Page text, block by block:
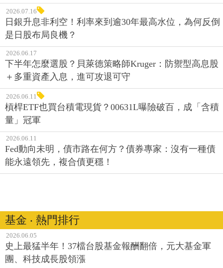
2026.07.16
日銀升息非利空！利率來到逾30年最高水位，為何反倒
是日股布局良機？
2026.06.17
下半年怎麼選股？貝萊德策略師Kruger：防禦型高息股
＋多重資產入息，進可攻退可守
2026.06.11
槓桿ETF也買台積電現貨？00631L曝險破百，成「含積
量」冠軍
2026.06.11
Fed動向未明，債市路在何方？債券專家：沒有一種債
能永遠領先，複合債更穩！
基金 ‧ 熱門排行
2026.06.05
史上最猛半年！37檔台股基金報酬翻倍，元大基金軍
團、科技成長股領漲